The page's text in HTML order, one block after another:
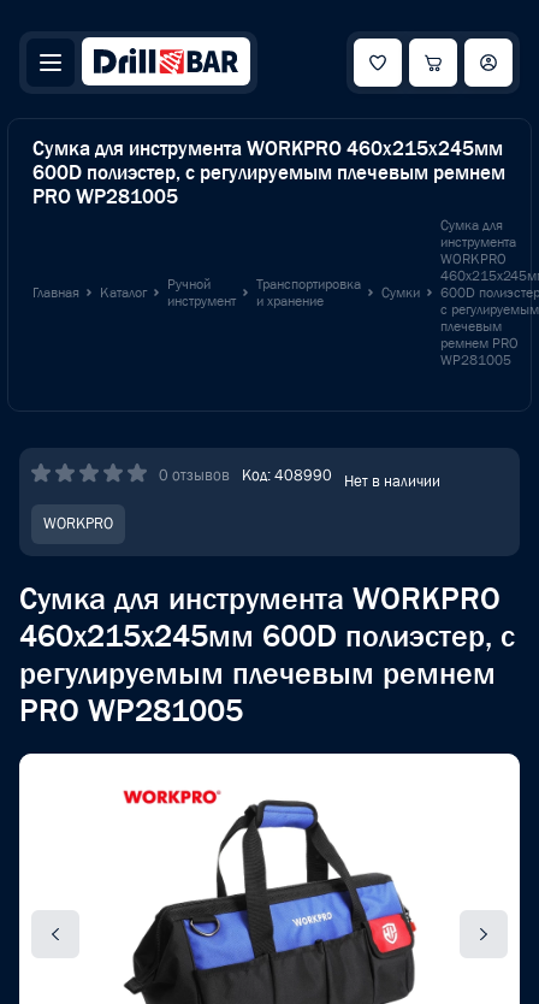
Сумка для инструмента WORKPRO 460x215x245мм
600D полиэстер, с регулируемым плечевым ремнем
PRO WP281005
Главная Каталог
Ручной
инструмент
Транспортировка
и хранение
Сумки
Сумка для
инструмента
WORKPRO
600D
с регулируемым
плечевым
ремнем PRO
WP281005
0 отзывов Код: 408990 Нет в наличии
WORKPRO
Сумка для инструмента WORKPRO
460x215x245мм 600D полиэстер, с
регулируемым плечевым ремнем
PRO WP281005